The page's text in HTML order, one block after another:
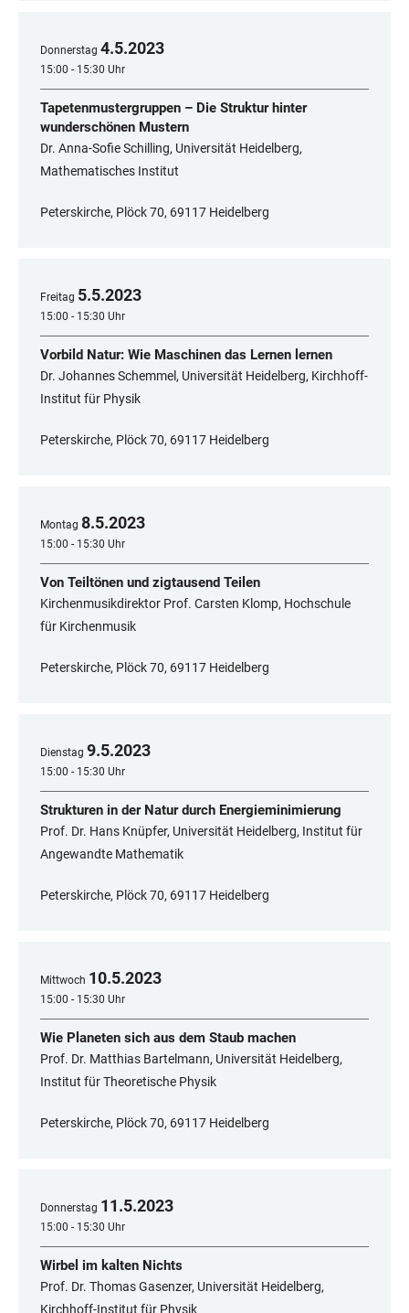
Donnerstag 4.5.2023
15:00 - 15:30 Uhr
Tapetenmustergruppen – Die Struktur hinter
wunderschönen Mustern
Dr. Anna-Sofie Schilling, Universität Heidelberg,
Mathematisches Institut
Peterskirche, Plöck 70, 69117 Heidelberg
Freitag 5.5.2023
15:00 - 15:30 Uhr
Vorbild Natur: Wie Maschinen das Lernen lernen
Dr. Johannes Schemmel, Universität Heidelberg, Kirchhoff-
Institut für Physik
Peterskirche, Plöck 70, 69117 Heidelberg
Montag 8.5.2023
15:00 - 15:30 Uhr
Von Teiltönen und zigtausend Teilen
Kirchenmusikdirektor Prof. Carsten Klomp, Hochschule
für Kirchenmusik
Peterskirche, Plöck 70, 69117 Heidelberg
Dienstag 9.5.2023
15:00 - 15:30 Uhr
Strukturen in der Natur durch Energieminimierung
Prof. Dr. Hans Knüpfer, Universität Heidelberg, Institut für
Angewandte Mathematik
Peterskirche, Plöck 70, 69117 Heidelberg
Mittwoch 10.5.2023
15:00 - 15:30 Uhr
Wie Planeten sich aus dem Staub machen
Prof. Dr. Matthias Bartelmann, Universität Heidelberg,
Institut für Theoretische Physik
Peterskirche, Plöck 70, 69117 Heidelberg
Donnerstag 11.5.2023
15:00 - 15:30 Uhr
Wirbel im kalten Nichts
Prof. Dr. Thomas Gasenzer, Universität Heidelberg,
Kirchhoff-Institut für Physik